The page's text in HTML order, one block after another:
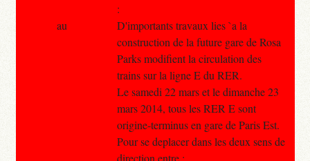
:
D'importants travaux lies `a la
construction de la future gare de Rosa
Parks modifient la circulation des
trains sur la ligne E du RER.
Le samedi 22 mars et le dimanche 23
mars 2014, tous les RER E sont
origine-terminus en gare de Paris Est.
Pour se deplacer dans les deux sens de
direction entre :
au